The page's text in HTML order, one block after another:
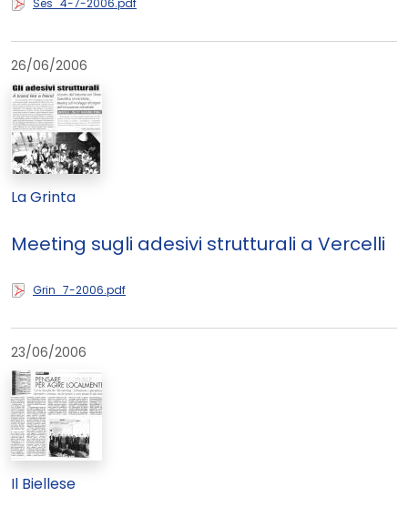
Ses_4-7-2006.pdf
26/06/2006
La Grinta
Meeting sugli adesivi strutturali a Vercelli
Grin_7-2006.pdf
23/06/2006
Il Biellese